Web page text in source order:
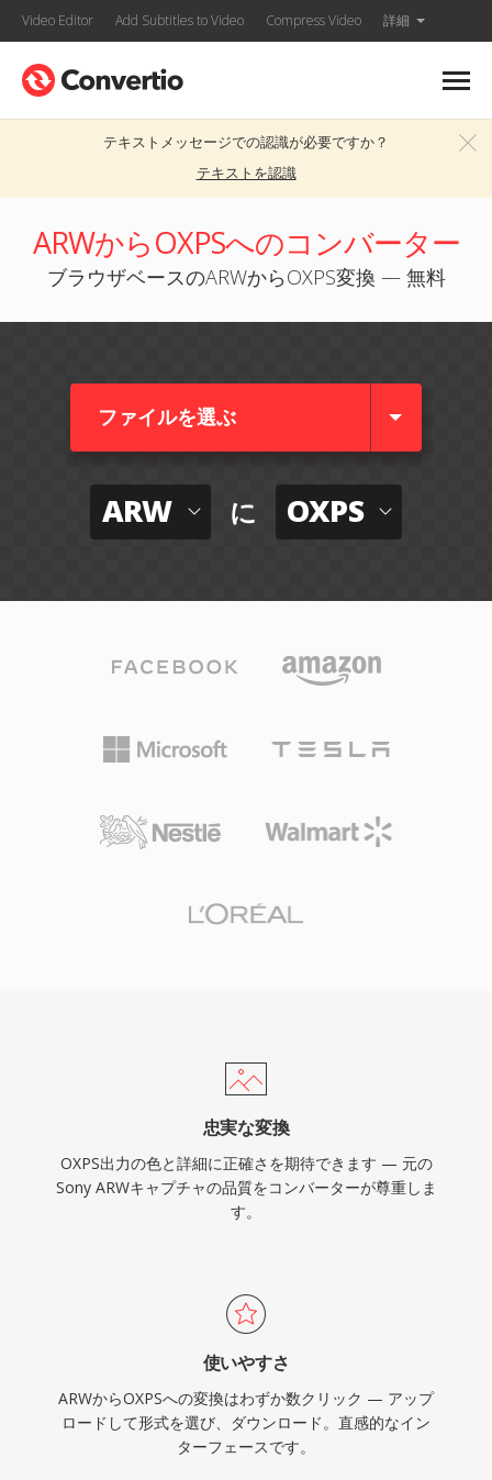
Video Editor Add Subtitles to Video Compress Video 詳細
テキストメッセージでの認識が必要ですか？
テキストを認識
ARWからOXPSへのコンバーター
ブラウザベースのARWからOXPS変換 — 無料
ファイルを選ぶ
ARW に OXPS
忠実な変換
OXPS出力の色と詳細に正確さを期待できます — 元の
Sony ARWキャプチャの品質をコンバーターが尊重しま
す。
使いやすさ
ARWからOXPSへの変換はわずか数クリック — アップ
ロードして形式を選び、ダウンロード。直感的なイン
ターフェースです。